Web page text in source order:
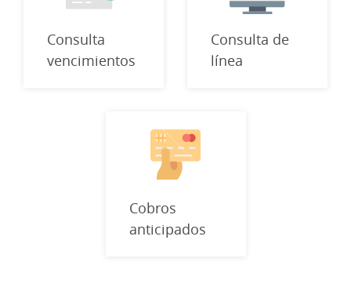
Consulta
vencimientos
Consulta de
línea
Cobros
anticipados